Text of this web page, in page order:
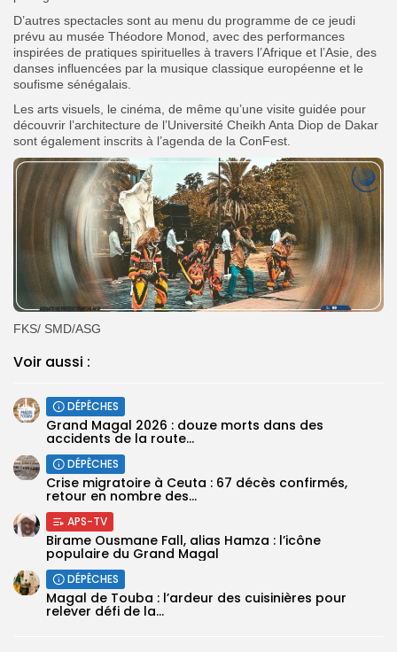
D’autres spectacles sont au menu du programme de ce jeudi
prévu au musée Théodore Monod, avec des performances
inspirées de pratiques spirituelles à travers l’Afrique et l’Asie, des
danses influencées par la musique classique européenne et le
soufisme sénégalais.
Les arts visuels, le cinéma, de même qu’une visite guidée pour
découvrir l’architecture de l’Université Cheikh Anta Diop de Dakar
sont également inscrits à l’agenda de la ConFest.
FKS/ SMD/ASG
Voir aussi :
DÉPÊCHES
Grand Magal 2026 : douze morts dans des
accidents de la route...
DÉPÊCHES
Crise migratoire à Ceuta : 67 décès confirmés,
retour en nombre des...
APS-TV
Birame Ousmane Fall, alias Hamza : l’icône
populaire du Grand Magal
DÉPÊCHES
Magal de Touba : l’ardeur des cuisinières pour
relever défi de la...